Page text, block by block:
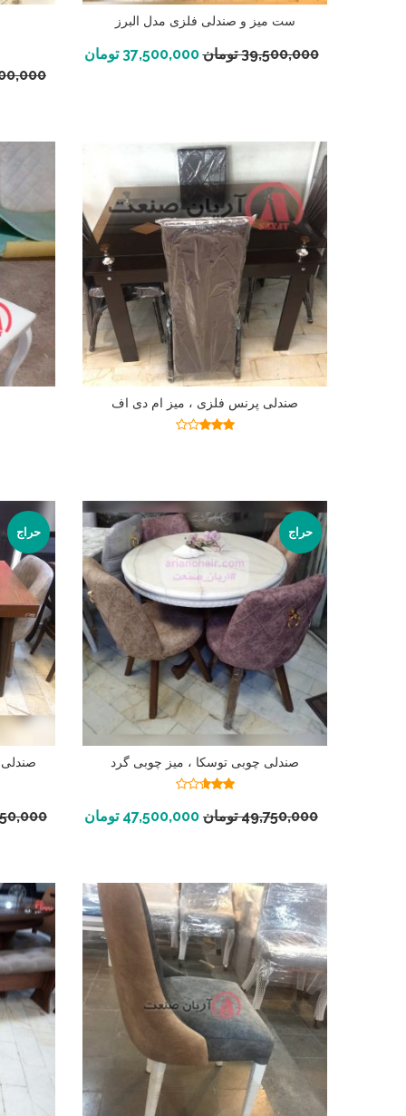
ست میز و صندلی فلزی مدل البرز
39,500,000 تومان 37,500,000 تومان افزودن به سبد خرید
صندلی پرنس فلزی ، میز ام دی اف
اطلاعات بیشتر
حراج
صندلی چوبی توسکا ، میز چوبی گرد
2.56
از 5
49,750,000 تومان 47,500,000 تومان افزودن به سبد خرید
حراج